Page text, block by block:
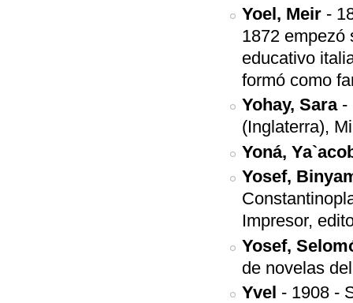
Yoel, Meir -
1872 empezó
educativo
formó como
Yohay, Sara -
(Inglaterra),
Yoná,
Yosef,
Impresor,
Yosef,
de novelas
Yvel - 1908 -